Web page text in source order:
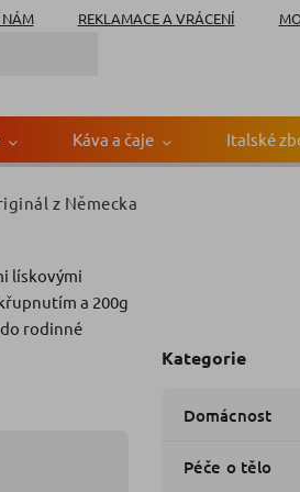
NÁM REKLAMACE A VRÁCENÍ
Káva a čaje Italské
z Německa
Kategorie
Domácnost
Péče o tělo
Značka:
lískovými
a 200g
rodinné